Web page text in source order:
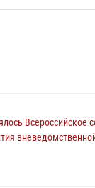
Всероссийское